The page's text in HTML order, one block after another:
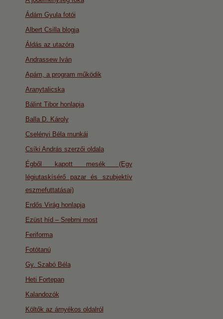
Ádám Gyula fotói
Albert Csilla blogja
Áldás az utazóra
Andrassew Iván
Apám, a program működik
Aranytalicska
Bálint Tibor honlapja
Balla D. Károly
Cselényi Béla munkái
Csíki András szerzői oldala
Égből kapott mesék (Egy
légiutaskísérő pazar és szubjektív
eszmefuttatásai)
Erdős Virág honlapja
Ezüst híd – Srebrni most
Feriforma
Fotótanú
Gy. Szabó Béla
Heti Fortepan
Kalandozók
Költők az árnyékos oldalról